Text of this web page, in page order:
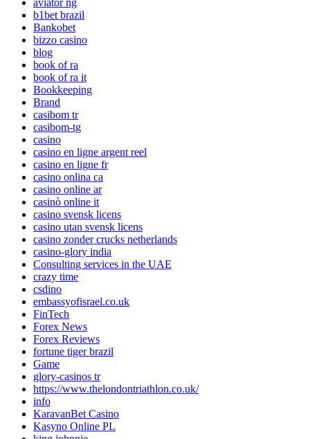
b1bet brazil
Bankobet
bizzo casino
blog
book of ra
book of ra it
Bookkeeping
Brand
casibom tr
casibom-tg
casino
casino en ligne argent reel
casino en ligne fr
casino onlina ca
casino online ar
casinò online it
casino svensk licens
casino utan svensk licens
casino zonder crucks netherlands
casino-glory india
Consulting services in the UAE
crazy time
csdino
embassyofisrael.co.uk
FinTech
Forex News
Forex Reviews
fortune tiger brazil
Game
glory-casinos tr
https://www.thelondontriathlon.co.uk/
info
KaravanBet Casino
Kasyno Online PL